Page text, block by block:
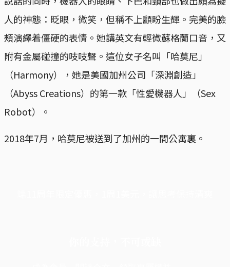
人的神態：眨眼，微笑，但稱不上顧盼生輝。完美的臉
頰演繹着僵硬的表情。她講英文有輕微蘇格蘭口音，又
附有金屬碰撞的吱吱聲。這位女子名叫「哈莫尼」
（Harmony），她是美國加州公司「深淵創造」
（Abyss Creations）的第一款「性愛機器人」（Sex
Robot）。
2018年7月，哈莫尼被送到了加州的一間公寓裏。